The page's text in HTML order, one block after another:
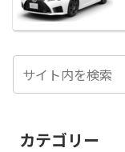
カテゴリー